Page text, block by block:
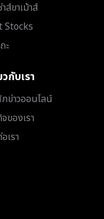
ส์ขาเม้าส์
Stocks
ะ
กับเรา
ข่าวออนไลน์
ของเรา
เรา